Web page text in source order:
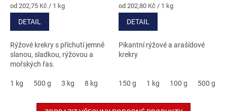
5,0
z
Měrná
cena:
od 202,75 Kč / 1 kg
DETAIL
Rýžové krekry s příchutí jemně
slanou, sladkou, rýžovou a
mořských řas.
1 kg 500 g 3 kg 8 kg
4,9
z
Měrná
cena:
od 202,80 Kč / 1 kg
DETAIL
Pikantní rýžové a arašídové
krekry
150 g 1 kg 100 g 500 g